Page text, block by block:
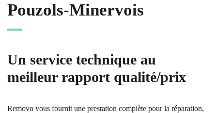
Pouzols-Minervois
Un service technique au
meilleur rapport qualité/prix
Removo vous fournit une prestation complète pour la réparation,